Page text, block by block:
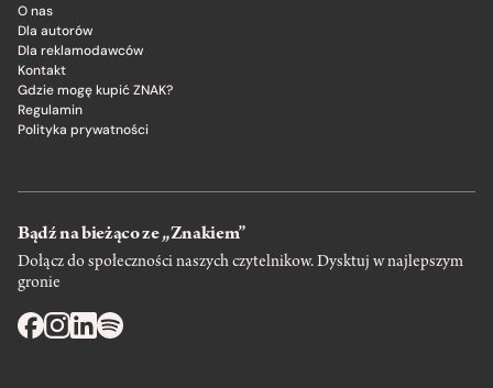
O nas
Dla autorów
Dla reklamodawców
Kontakt
Gdzie mogę kupić ZNAK?
Regulamin
Polityka prywatności
Bądź na bieżąco ze „Znakiem”
Dołącz do społeczności naszych czytelnikow. Dysktuj w najlepszym
gronie